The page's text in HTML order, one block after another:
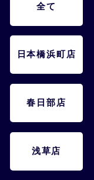
お知らせ
会員様メニュー
全て
日本橋浜町店
春日部店
浅草店